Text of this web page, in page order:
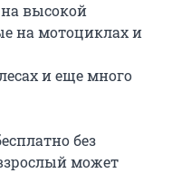
высокой
на мотоциклах и
и еще много
без
может